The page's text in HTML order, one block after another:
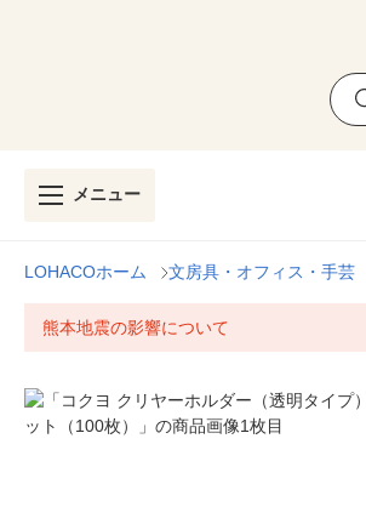
メニュー
LOHACOホーム 文房具・オフィス・手芸
熊本地震の影響について